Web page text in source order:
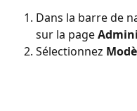
Dans la barre de
sur la page
Sélectionnez